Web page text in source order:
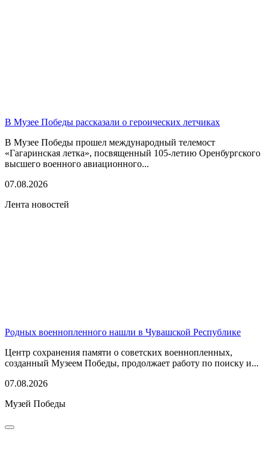
В Музее Победы рассказали о героических летчиках
В Музее Победы прошел международный телемост
«Гагаринская летка», посвященный 105-летию Оренбургского
высшего военного авиационного...
07.08.2026
Лента новостей
Родных военнопленного нашли в Чувашской Республике
Центр сохранения памяти о советских военнопленных,
созданный Музеем Победы, продолжает работу по поиску и...
07.08.2026
Музей Победы